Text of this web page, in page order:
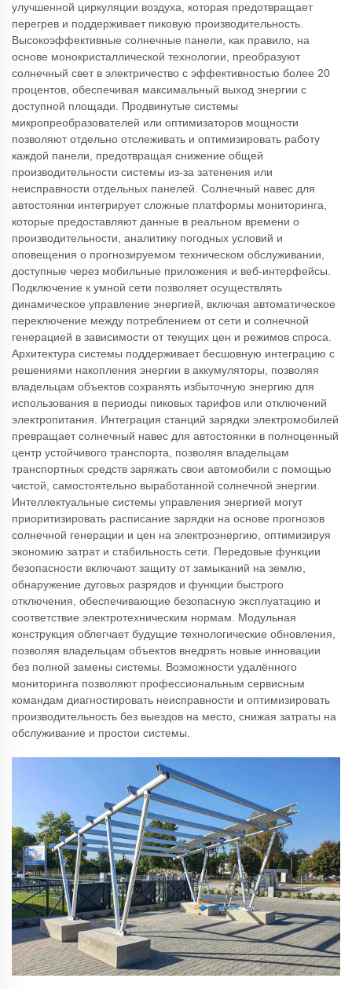
улучшенной циркуляции воздуха, которая предотвращает
перегрев и поддерживает пиковую производительность.
Высокоэффективные солнечные панели, как правило, на
основе монокристаллической технологии, преобразуют
солнечный свет в электричество с эффективностью более 20
процентов, обеспечивая максимальный выход энергии с
доступной площади. Продвинутые системы
микропреобразователей или оптимизаторов мощности
позволяют отдельно отслеживать и оптимизировать работу
каждой панели, предотвращая снижение общей
производительности системы из-за затенения или
неисправности отдельных панелей. Солнечный навес для
автостоянки интегрирует сложные платформы мониторинга,
которые предоставляют данные в реальном времени о
производительности, аналитику погодных условий и
оповещения о прогнозируемом техническом обслуживании,
доступные через мобильные приложения и веб-интерфейсы.
Подключение к умной сети позволяет осуществлять
динамическое управление энергией, включая автоматическое
переключение между потреблением от сети и солнечной
генерацией в зависимости от текущих цен и режимов спроса.
Архитектура системы поддерживает бесшовную интеграцию с
решениями накопления энергии в аккумуляторы, позволяя
владельцам объектов сохранять избыточную энергию для
использования в периоды пиковых тарифов или отключений
электропитания. Интеграция станций зарядки электромобилей
превращает солнечный навес для автостоянки в полноценный
центр устойчивого транспорта, позволяя владельцам
транспортных средств заряжать свои автомобили с помощью
чистой, самостоятельно выработанной солнечной энергии.
Интеллектуальные системы управления энергией могут
приоритизировать расписание зарядки на основе прогнозов
солнечной генерации и цен на электроэнергию, оптимизируя
экономию затрат и стабильность сети. Передовые функции
безопасности включают защиту от замыканий на землю,
обнаружение дуговых разрядов и функции быстрого
отключения, обеспечивающие безопасную эксплуатацию и
соответствие электротехническим нормам. Модульная
конструкция облегчает будущие технологические обновления,
позволяя владельцам объектов внедрять новые инновации
без полной замены системы. Возможности удалённого
мониторинга позволяют профессиональным сервисным
командам диагностировать неисправности и оптимизировать
производительность без выездов на место, снижая затраты на
обслуживание и простои системы.